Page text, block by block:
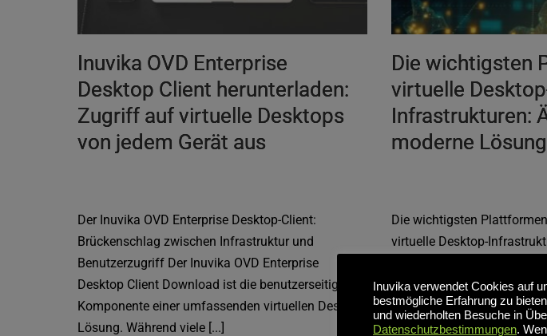
Inuvika OVD Enterprise
Desktop Client herunterladen:
Zugriff auf virtuelle Desktops
von jedem Gerät aus
Der Inuvika OVD Enterprise Desktop-Client:
Brückenschlag zwischen Infrastruktur und
Benutzerzugriff Der Inuvika OVD Enterprise
Desktop Client Download ist die benutzerseitige
Komponente einer umfassenden virtuellen Desktop-
Lösung. Während viele [...]
Die wichtigsten
virtuelle
Infrastrukturen:
moderne
Die wichtigsten
virtuelle Desktop-
größer und
Unternehmen glauben.
Vergangenheit zwei
Inuvika verwendet Cookies auf
bestmögliche Erfahrung zu
und wiederholten Besuche in
Datenschutzbestimmungen.